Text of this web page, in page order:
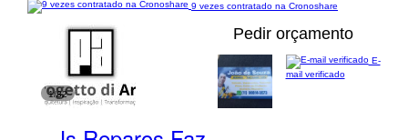
9 vezes contratado na Cronoshare
1/32
Pedir orçamento
E-
mail verificado